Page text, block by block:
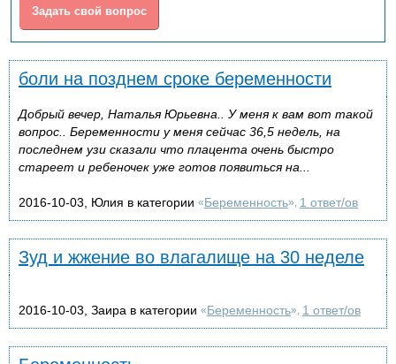
Задать свой вопрос
боли на позднем сроке беременности
Добрый вечер, Наталья Юрьевна.. У меня к вам вот такой
вопрос.. Беременности у меня сейчас 36,5 недель, на
последнем узи сказали что плацента очень быстро
стареет и ребеночек уже готов появиться на...
2016-10-03, Юлия в категории «Беременность», 1 ответ/ов
Зуд и жжение во влагалище на 30 неделе
2016-10-03, Заира в категории «Беременность», 1 ответ/ов